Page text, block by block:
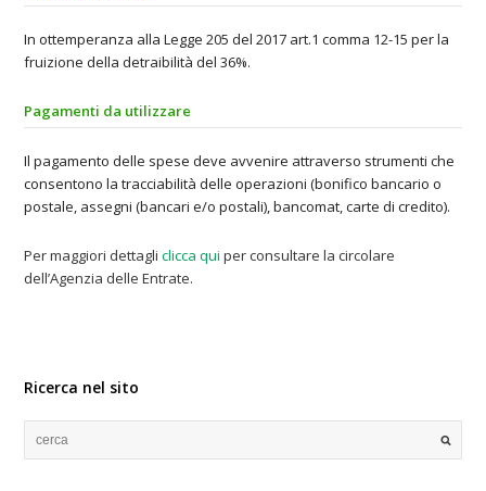
In ottemperanza alla Legge 205 del 2017 art.1 comma 12-15 per la
fruizione della detraibilità del 36%.
Pagamenti da utilizzare
Il pagamento delle spese deve avvenire attraverso strumenti che
consentono la tracciabilità delle operazioni (bonifico bancario o
postale, assegni (bancari e/o postali), bancomat, carte di credito).
Per maggiori dettagliclicca quiper consultare la circolare
dell’Agenzia delle Entrate.
Ricerca nel sito